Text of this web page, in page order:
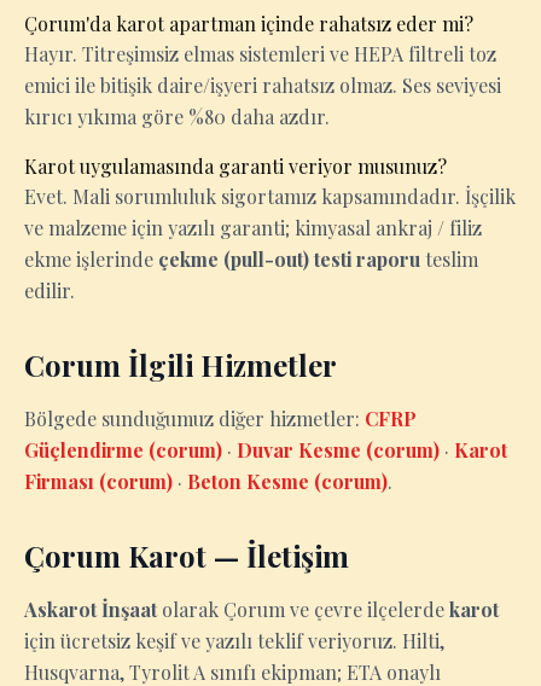
Çorum'da karot apartman içinde rahatsız eder mi?
Hayır. Titreşimsiz elmas sistemleri ve HEPA filtreli toz
emici ile bitişik daire/işyeri rahatsız olmaz. Ses seviyesi
kırıcı yıkıma göre %80 daha azdır.
Karot uygulamasında garanti veriyor musunuz?
Evet. Mali sorumluluk sigortamız kapsamındadır. İşçilik
ve malzeme için yazılı garanti; kimyasal ankraj / filiz
ekme işlerinde çekme (pull-out) testi raporu teslim
edilir.
Corum İlgili Hizmetler
Bölgede sunduğumuz diğer hizmetler: CFRP
Güçlendirme (corum) · Duvar Kesme (corum) · Karot
Firması (corum) · Beton Kesme (corum).
Çorum Karot — İletişim
Askarot İnşaatolarak Çorum ve çevre ilçelerdekarot
için ücretsiz keşif ve yazılı teklif veriyoruz. Hilti,
Husqvarna, Tyrolit A sınıfı ekipman; ETA onaylı